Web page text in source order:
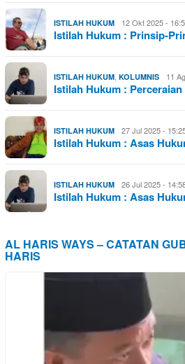
ISTILAH HUKUM 12 Okt 2025 -
Istilah Hukum : Prinsip-
ISTILAH HUKUM KOLUMNIS 11
Istilah Hukum :
ISTILAH HUKUM 27 Jul 2025 -
Istilah Hukum : Asas
ISTILAH HUKUM 26 Jul 2025 -
Istilah Hukum : Asas
AL HARIS WAYS – CATATAN
HARIS